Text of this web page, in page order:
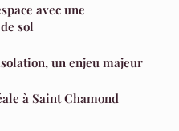
avec une
sol
un enjeu majeur
à Saint Chamond